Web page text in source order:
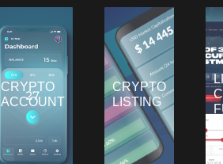
CRYPTO
ACCOUNT
CRYPTO
LISTING